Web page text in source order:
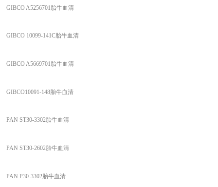
GIBCO A5256701胎牛血清
GIBCO 10099-141C胎牛血清
GIBCO A5669701胎牛血清
GIBCO10091-148胎牛血清
PAN ST30-3302胎牛血清
PAN ST30-2602胎牛血清
PAN P30-3302胎牛血清